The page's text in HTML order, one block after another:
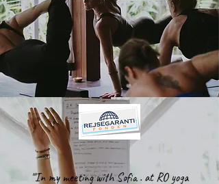
'''In my meeting with Sofia . at RO yoga